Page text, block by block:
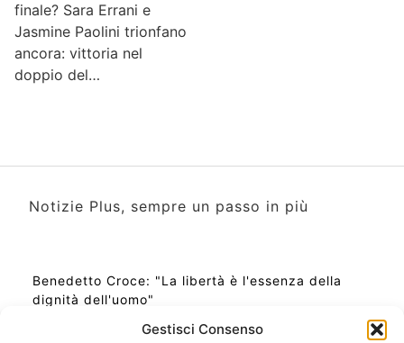
Gestisci Consenso
finale? Sara Errani e
Jasmine Paolini trionfano
ancora: vittoria nel
doppio del…
Notizie Plus, sempre un passo in più
Benedetto Croce: "La libertà è l'essenza della
dignità dell'uomo"